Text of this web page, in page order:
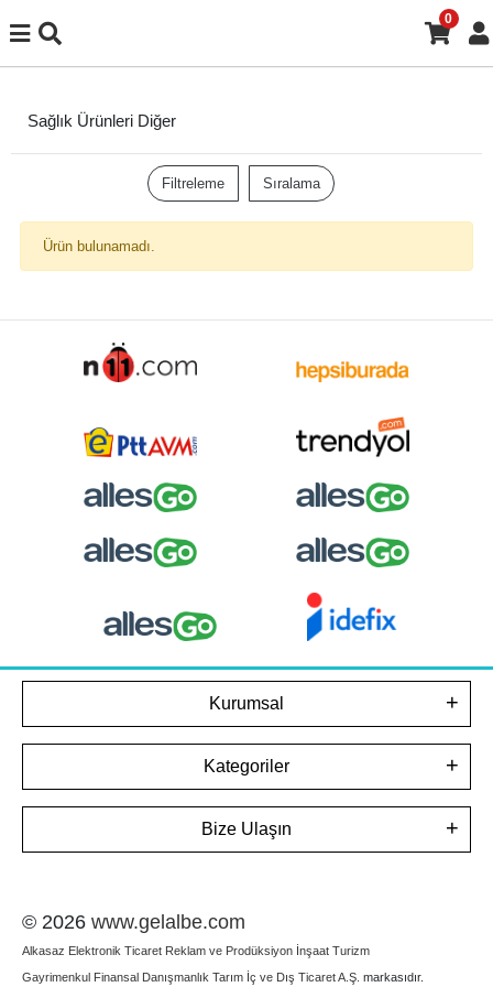
0
Sağlık Ürünleri Diğer
Filtreleme Sıralama
Ürün bulunamadı.
Kurumsal
Kategoriler
Bize Ulaşın
© 2026 www.gelalbe.com
Alkasaz Elektronik Ticaret Reklam ve Prodüksiyon İnşaat Turizm
Gayrimenkul Finansal Danışmanlık Tarım İç ve Dış Ticaret A.Ş. markasıdır.